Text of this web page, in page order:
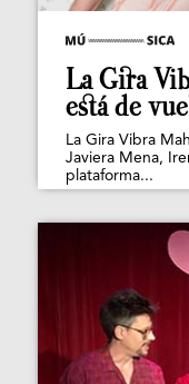
La Gira
está de
La Gira Vibra
Javiera Mena,
plataforma...